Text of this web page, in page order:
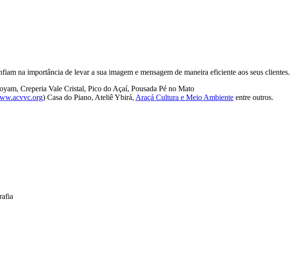
na importância de levar a sua imagem e mensagem de maneira eficiente aos seus clientes.
Creperia Vale Cristal, Pico do Açaí, Pousada Pé no Mato
) Casa do Piano, Ateliê Ybirá, Araçá Cultura e Meio Ambiente entre outros.